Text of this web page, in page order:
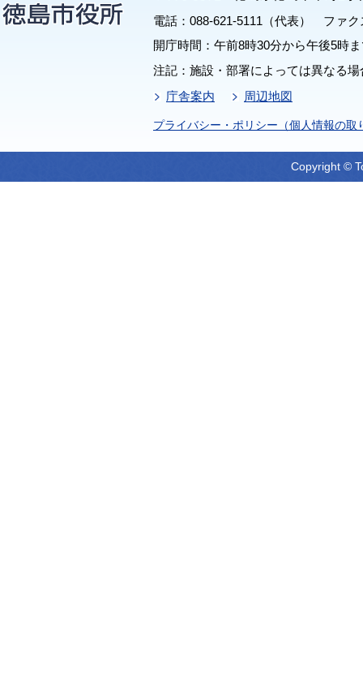
電話：088-621-5111（代表） ファク
開庁時間：午前8時30分から午後5時
注記：施設・部署によっては異なる
庁舎案内
周辺地図
プライバシー・ポリシー（個人情報の取
Copyright ©